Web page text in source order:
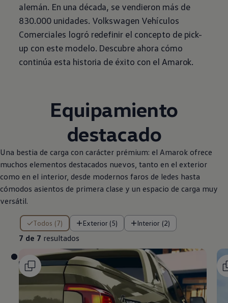
alemán. En una década, se vendieron más de
830.000 unidades. Volkswagen Vehículos
Comerciales logró redefinir el concepto de pick-
up con este modelo. Descubre ahora cómo
continúa esta historia de éxito con el Amarok.
Equipamiento
destacado
Una bestia de carga con carácter prémium: el Amarok ofrece
muchos elementos destacados nuevos, tanto en el exterior
como en el interior, desde modernos faros de ledes hasta
cómodos asientos de primera clase y un espacio de carga muy
versátil.
Todos (7) Exterior (5) Interior (2)
7 de 7 resultados
7 de 7 resultados